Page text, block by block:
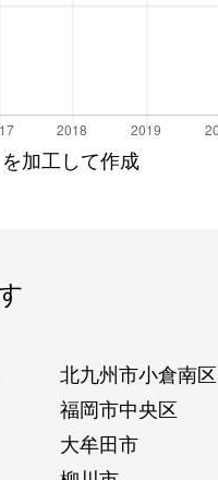
加工して作成
北九州市小倉南区
福岡市中央区
大牟田市